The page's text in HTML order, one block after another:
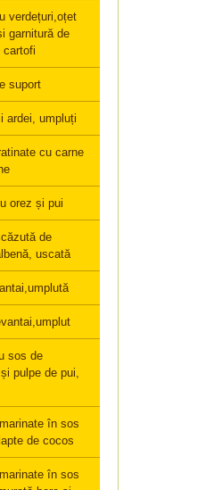
verdețuri,oțet
garnitură de
cartofi
suport
ardei, umpluți
cu carne
orez și pui
de
uscată
sos de
pulpe de pui,
în sos
de cocos
în sos